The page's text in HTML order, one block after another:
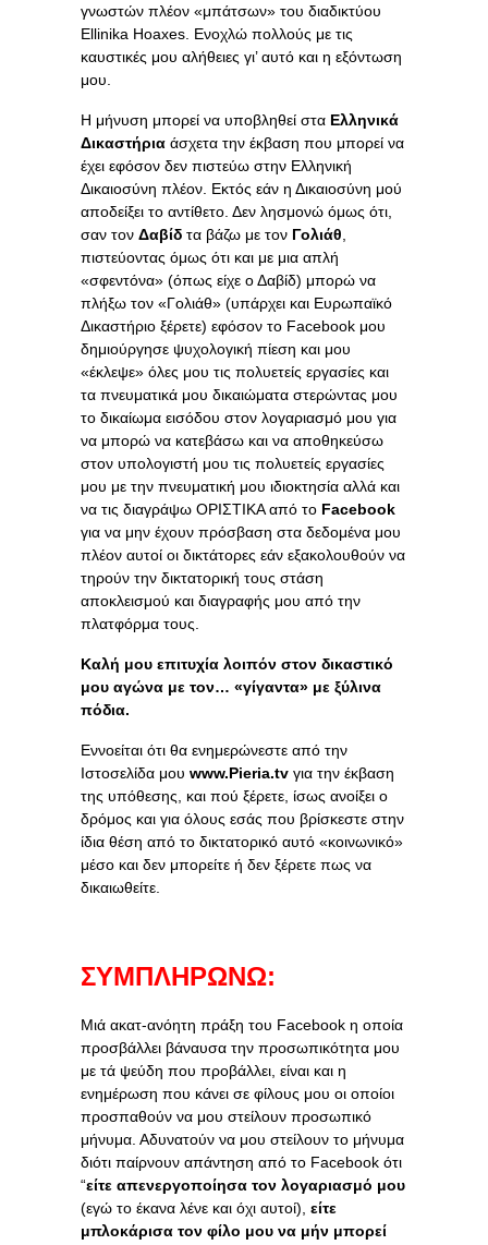
γνωστών πλέον «μπάτσων» του διαδικτύου
Ellinika Hoaxes. Ενοχλώ πολλούς με τις
καυστικές μου αλήθειες γι’ αυτό και η εξόντωση
μου.
Η μήνυση μπορεί να υποβληθεί στα Ελληνικά
Δικαστήρια άσχετα την έκβαση που μπορεί να
έχει εφόσον δεν πιστεύω στην Ελληνική
Δικαιοσύνη πλέον. Εκτός εάν η Δικαιοσύνη μού
αποδείξει το αντίθετο. Δεν λησμονώ όμως ότι,
σαν τον Δαβίδ τα βάζω με τον Γολιάθ
πιστεύοντας όμως ότι και με μια απλή
«σφεντόνα» (όπως είχε ο Δαβίδ) μπορώ να
πλήξω τον «Γολιάθ» (υπάρχει και Ευρωπαϊκό
Δικαστήριο ξέρετε) εφόσον το Facebοοk μου
δημιούργησε ψυχολογική πίεση και μου
«έκλεψε» όλες μου τις πολυετείς εργασίες και
τα πνευματικά μου δικαιώματα στερώντας μου
το δικαίωμα εισόδου στον λογαριασμό μου για
να μπορώ να κατεβάσω και να αποθηκεύσω
στον υπολογιστή μου τις πολυετείς εργασίες
μου με την πνευματική μου ιδιοκτησία αλλά και
να τις διαγράψω ΟΡΙΣΤΙΚΑ από το Facebοοk
για να μην έχουν πρόσβαση στα δεδομένα μου
πλέον αυτοί οι δικτάτορες εάν εξακολουθούν να
τηρούν την δικτατορική τους στάση
αποκλεισμού και διαγραφής μου από την
πλατφόρμα τους.
Καλή μου επιτυχία λοιπόν στον δικαστικό
μου αγώνα με τον… «γίγαντα» με ξύλινα
πόδια.
Εννοείται ότι θα ενημερώνεστε από την
Ιστοσελίδα μου www.Pieria.tv για την έκβαση
της υπόθεσης, και πού ξέρετε, ίσως ανοίξει ο
δρόμος και για όλους εσάς που βρίσκεστε στην
ίδια θέση από το δικτατορικό αυτό «κοινωνικό»
μέσο και δεν μπορείτε ή δεν ξέρετε πως να
δικαιωθείτε.
ΣΥΜΠΛΗΡΩΝΩ:
Μιά ακατ-ανόητη πράξη του Facebook η οποία
προσβάλλει βάναυσα την προσωπικότητα μου
με τά ψεύδη που προβάλλει, είναι και η
ενημέρωση που κάνει σε φίλους μου οι οποίοι
προσπαθούν να μου στείλουν προσωπικό
μήνυμα. Αδυνατούν να μου στείλουν το μήνυμα
διότι παίρνουν απάντηση από το Facebook ότι
“είτε απενεργοποίησα τον λογαριασμό μου
(εγώ το έκανα λένε και όχι αυτοί), είτε
μπλοκάρισα τον φίλο μου να μήν μπορεί